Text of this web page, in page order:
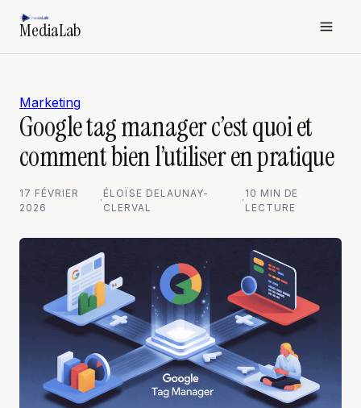
MediaLab
Marketing
Google tag manager c’est quoi et
comment bien l’utiliser en pratique
17 FÉVRIER
2026
·
ÉLOÏSE DELAUNAY-
CLERVAL
·
10 MIN DE
LECTURE